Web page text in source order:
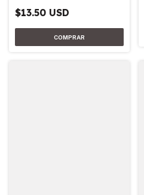
organizaci
$13.50 USD